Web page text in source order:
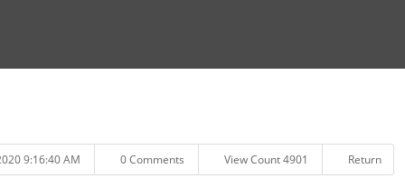
9:16:40 AM 0 Comments View Count 4901 Return